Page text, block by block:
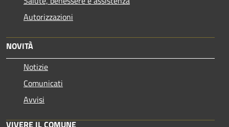
Autorizzazioni
NOVITÀ
Notizie
Comunicati
Avvisi
VIVERE IL COMUNE